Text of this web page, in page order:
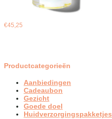
€45,25
Productcategorieën
Aanbiedingen
Cadeaubon
Gezicht
Goede doel
Huidverzorgingspakketjes